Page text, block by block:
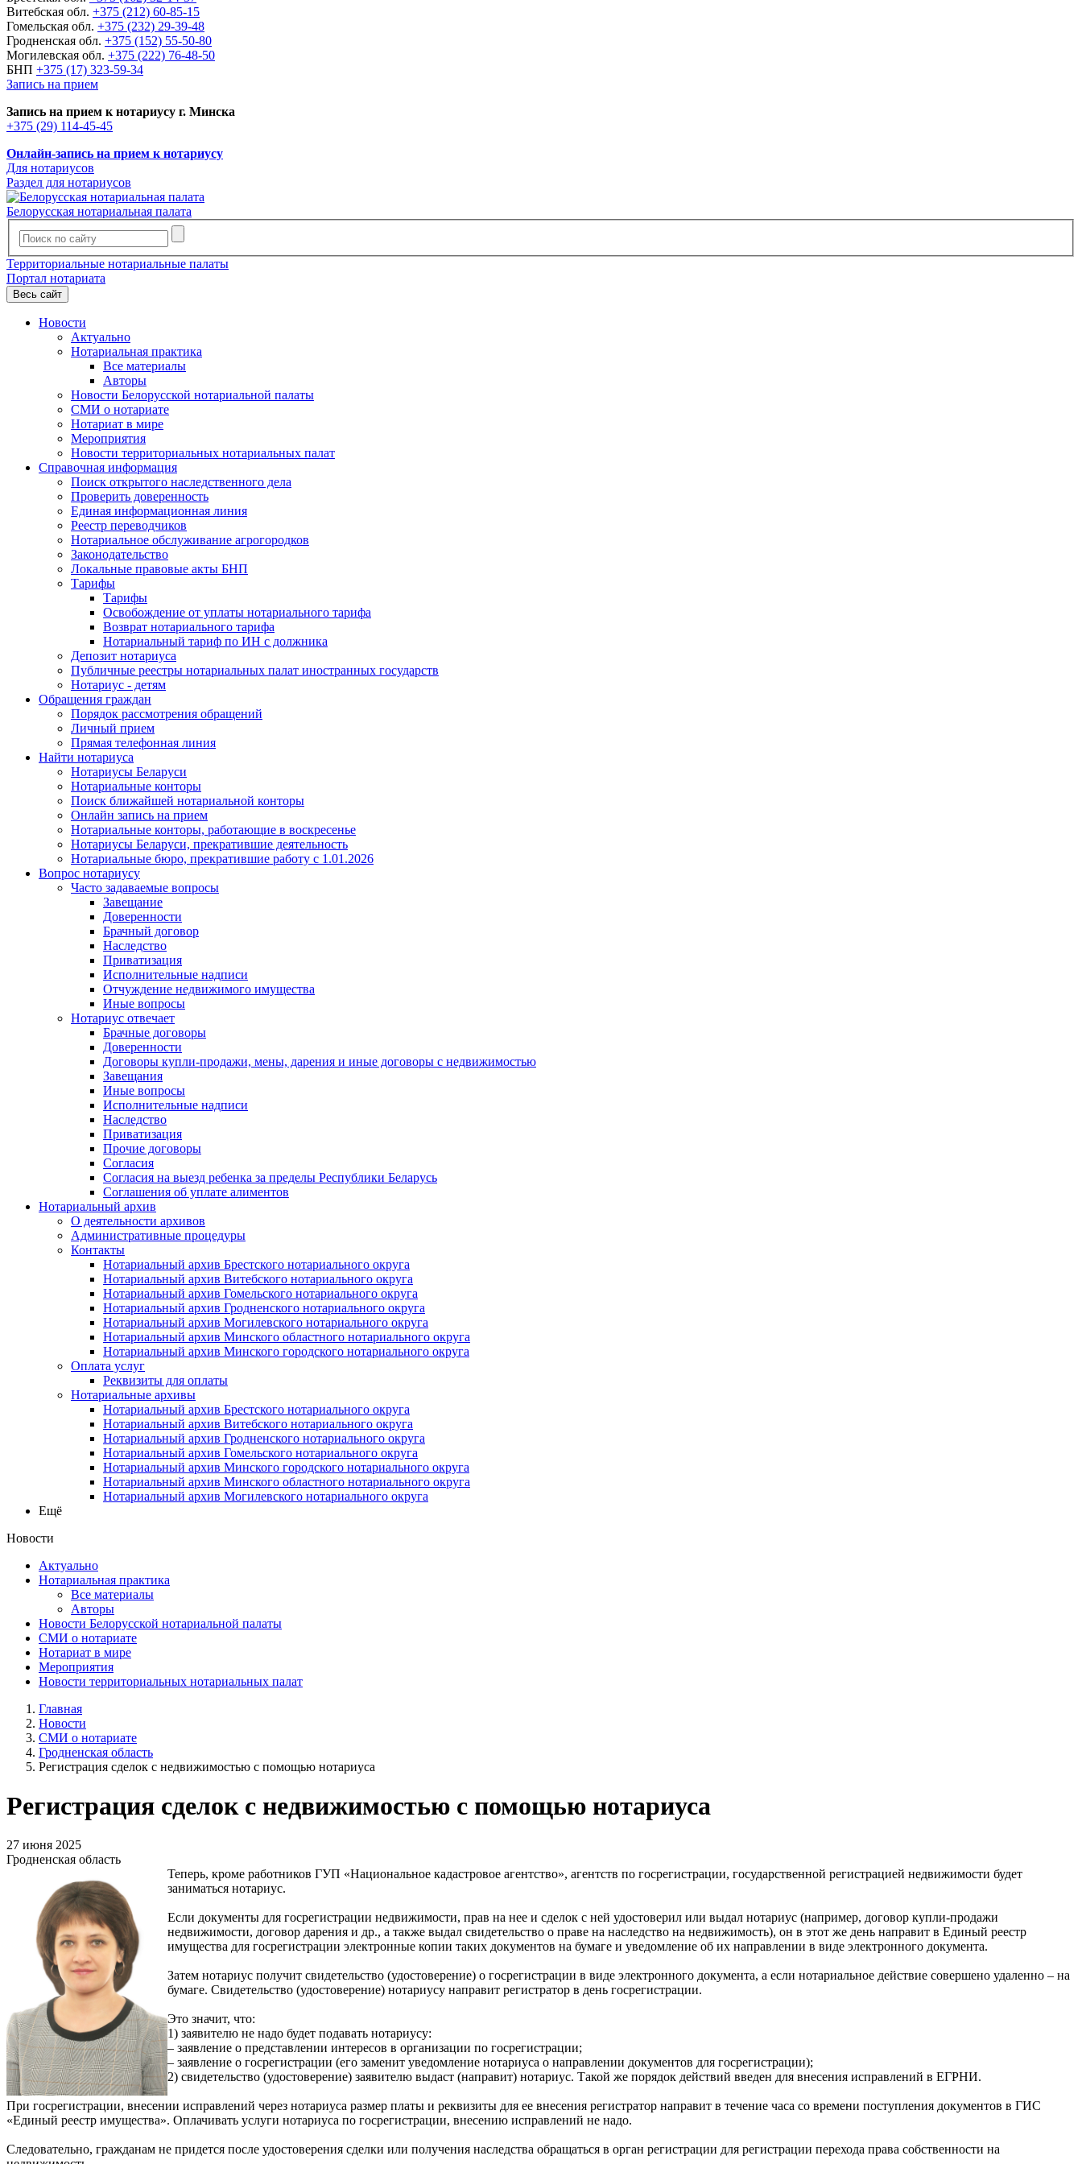
Витебская обл. +375 (212) 60-85-15
Гомельская обл. +375 (232) 29-39-48
Гродненская обл. +375 (152) 55-50-80
Могилевская обл. +375 (222) 76-48-50
БНП +375 (17) 323-59-34
Запись на прием
Запись на прием к нотариусу г. Минска
+375 (29) 114-45-45
Онлайн-запись на прием к нотариусу
Для нотариусов
Раздел для нотариусов
Белорусская нотариальная палата
Территориальные нотариальные палаты
Портал нотариата
Весь сайт
Новости
Актуально
Нотариальная практика
Все материалы
Авторы
Новости Белорусской нотариальной палаты
СМИ о нотариате
Нотариат в мире
Мероприятия
Новости территориальных нотариальных палат
Справочная информация
Поиск открытого наследственного дела
Проверить доверенность
Единая информационная линия
Реестр переводчиков
Нотариальное обслуживание агрогородков
Законодательство
Локальные правовые акты БНП
Тарифы
Тарифы
Освобождение от уплаты нотариального тарифа
Возврат нотариального тарифа
Нотариальный тариф по ИН с должника
Депозит нотариуса
Публичные реестры нотариальных палат иностранных государств
Нотариус - детям
Обращения граждан
Порядок рассмотрения обращений
Личный прием
Прямая телефонная линия
Найти нотариуса
Нотариусы Беларуси
Нотариальные конторы
Поиск ближайшей нотариальной конторы
Онлайн запись на прием
Нотариальные конторы, работающие в воскресенье
Нотариусы Беларуси, прекратившие деятельность
Нотариальные бюро, прекратившие работу с 1.01.2026
Вопрос нотариусу
Часто задаваемые вопросы
Завещание
Доверенности
Брачный договор
Наследство
Приватизация
Исполнительные надписи
Отчуждение недвижимого имущества
Иные вопросы
Нотариус отвечает
Брачные договоры
Доверенности
Договоры купли-продажи, мены, дарения и иные договоры с недвижимостью
Завещания
Иные вопросы
Исполнительные надписи
Наследство
Приватизация
Прочие договоры
Согласия
Согласия на выезд ребенка за пределы Республики Беларусь
Соглашения об уплате алиментов
Нотариальный архив
О деятельности архивов
Административные процедуры
Контакты
Нотариальный архив Брестского нотариального округа
Нотариальный архив Витебского нотариального округа
Нотариальный архив Гомельского нотариального округа
Нотариальный архив Гродненского нотариального округа
Нотариальный архив Могилевского нотариального округа
Нотариальный архив Минского областного нотариального округа
Нотариальный архив Минского городского нотариального округа
Оплата услуг
Реквизиты для оплаты
Нотариальные архивы
Нотариальный архив Брестского нотариального округа
Нотариальный архив Витебского нотариального округа
Нотариальный архив Гродненского нотариального округа
Нотариальный архив Гомельского нотариального округа
Нотариальный архив Минского городского нотариального округа
Нотариальный архив Минского областного нотариального округа
Нотариальный архив Могилевского нотариального округа
Ещё
Новости
Актуально
Нотариальная практика
Все материалы
Авторы
Новости Белорусской нотариальной палаты
СМИ о нотариате
Нотариат в мире
Мероприятия
Новости территориальных нотариальных палат
Главная
Новости
СМИ о нотариате
Гродненская область
Регистрация сделок с недвижимостью с помощью нотариуса
Регистрация сделок с недвижимостью с помощью нотариуса
27 июня 2025
Гродненская область
Теперь, кроме работников ГУП «Национальное кадастровое агентство», агентств по госрегистрации, государственной регистрацией недвижимости будет
заниматься нотариус.
Если документы для госрегистрации недвижимости, прав на нее и сделок с ней удостоверил или выдал нотариус (например, договор купли-продажи
недвижимости, договор дарения и др., а также выдал свидетельство о праве на наследство на недвижимость), он в этот же день направит в Единый реестр
имущества для госрегистрации электронные копии таких документов на бумаге и уведомление об их направлении в виде электронного документа.
Затем нотариус получит свидетельство (удостоверение) о госрегистрации в виде электронного документа, а если нотариальное действие совершено удаленно – на
бумаге. Свидетельство (удостоверение) нотариусу направит регистратор в день госрегистрации.
Это значит, что:
1) заявителю не надо будет подавать нотариусу:
– заявление о представлении интересов в организации по госрегистрации;
– заявление о госрегистрации (его заменит уведомление нотариуса о направлении документов для госрегистрации);
2) свидетельство (удостоверение) заявителю выдаст (направит) нотариус. Такой же порядок действий введен для внесения исправлений в ЕГРНИ.
При госрегистрации, внесении исправлений через нотариуса размер платы и реквизиты для ее внесения регистратор направит в течение часа со времени поступления документов в ГИС
«Единый реестр имущества». Оплачивать услуги нотариуса по госрегистрации, внесению исправлений не надо.
Следовательно, гражданам не придется после удостоверения сделки или получения наследства обращаться в орган регистрации для регистрации перехода права собственности на